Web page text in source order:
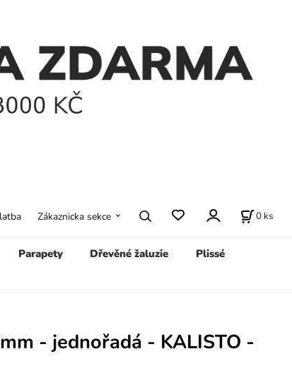
Parapety Dřevěné žaluzie
Plissé
Zákaznicka sekce 0 ks
- jednořadá - KALISTO -